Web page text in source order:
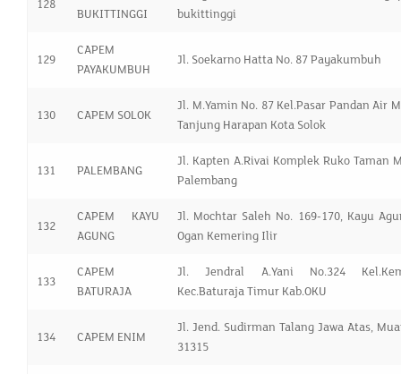
128
BUKITTINGGI
bukittinggi
129
CAPEM
PAYAKUMBUH
Jl. Soekarno Hatta No. 87 Payakumbuh
130 CAPEM SOLOK
Jl. M.Yamin No. 87 Kel.Pasar Pandan Air
Tanjung Harapan Kota Solok
131 PALEMBANG
Jl. Kapten A.Rivai Komplek Ruko Taman
Palembang
132
CAPEM KAYU
AGUNG
Jl. Mochtar Saleh No. 169-170, Kayu
Ogan Kemering Ilir
133
CAPEM
BATURAJA
Jl. Jendral A.Yani No.324
Kec.Baturaja Timur Kab.OKU
134 CAPEM ENIM
Jl. Jend. Sudirman Talang Jawa Atas,
31315